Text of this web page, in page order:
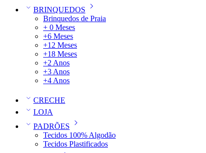
BRINQUEDOS
Brinquedos de Praia
+ 0 Meses
+6 Meses
+12 Meses
+18 Meses
+2 Anos
+3 Anos
+4 Anos
CRECHE
LOJA
PADRÕES
Tecidos 100% Algodão
Tecidos Plastificados